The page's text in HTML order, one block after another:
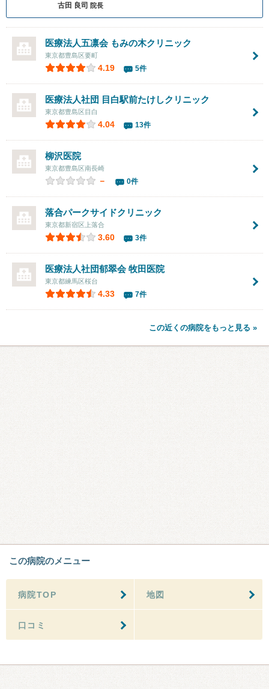
古田 良司 院長
医療法人五凛会 もみの木クリニック
東京都豊島区要町
4.19 5件
医療法人社団 目白駅前たけしクリニック
東京都豊島区目白
4.04 13件
柳沢医院
東京都豊島区南長崎
－ 0件
落合パークサイドクリニック
東京都新宿区上落合
3.60 3件
医療法人社団郁翠会牧田医院
東京都練馬区桜台
4.33 7件
この近くの病院をもっと見る »
この病院のメニュー
病院TOP 地図
口コミ